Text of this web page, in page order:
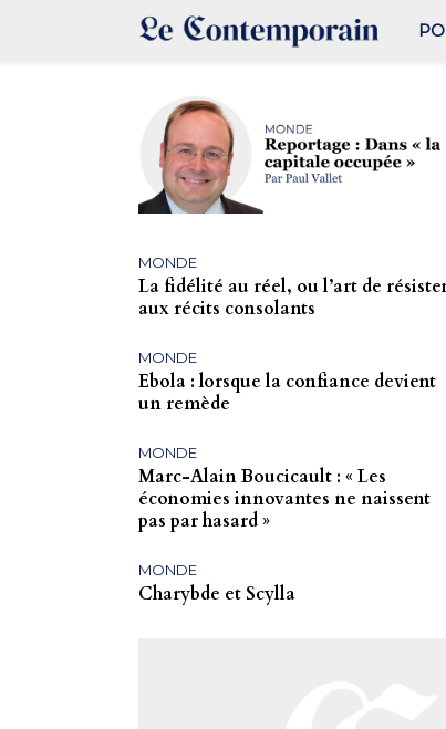
MONDE
La fidélité au réel, ou l’art de
aux récits consolants
MONDE
Ebola : lorsque la confiance devient
un remède
MONDE
Marc-Alain Boucicault : « Les
économies innovantes ne naissent
pas par hasard »
MONDE
Charybde et Scylla